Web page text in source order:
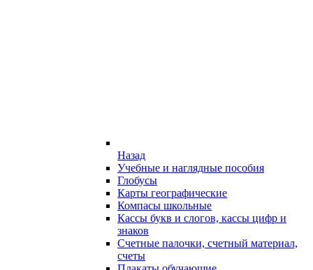
Назад
Учебные и наглядные пособия
Глобусы
Карты географические
Компасы школьные
Кассы букв и слогов, кассы цифр и
знаков
Счетные палочки, счетный материал,
счеты